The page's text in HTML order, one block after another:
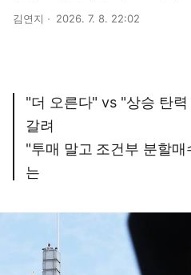
김연지 2026. 7. 8. 22:02
"더 오른다" vs "상승 탄
갈려
"투매 말고 조건부 분할
는